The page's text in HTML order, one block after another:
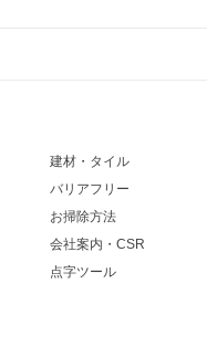
建材・タイル
バリアフリー
お掃除方法
会社案内・CSR
点字ツール